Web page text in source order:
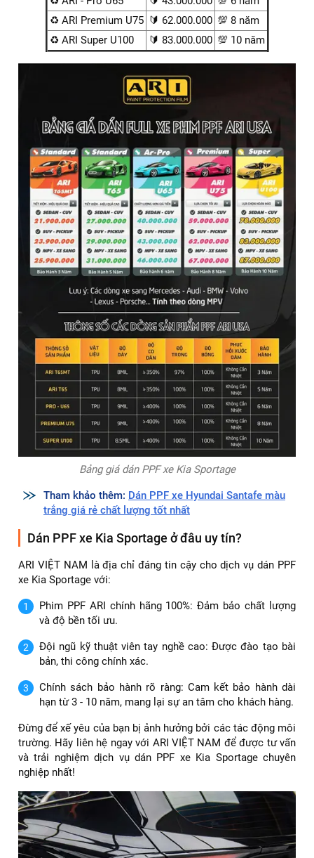
✅ Trước hết, loại phim PPF mà bạn lựa chọn là yếu tố then
chốt. Những dòng phim cao cấp thường sở hữu khả năng
bảo vệ vượt trội, độ bền cao và hiệu ứng thẩm mỹ tốt hơn
— tất nhiên đi kèm với đó là mức giá cao hơn.
Dán PPF xe Kia Sportage giá tốt nhất
✅ Tiếp theo, diện tích bề mặt xe cần dán cũng tác động
trực tiếp đến chi phí. Việc dán toàn bộ xe sẽ có mức đầu tư
lớn hơn đáng kể so với việc chỉ dán những khu vực dễ trầy
xước như capo, gương chiếu hậu hoặc tay nắm cửa.
Ngoài ra, ARI VIỆT NAM thường xuyên triển khai các
chương trình ưu đãi đặc biệt, giúp khách hàng tối ưu chi phí
mà vẫn đảm bảo chất lượng dịch vụ. Đây là yếu tố bạn nên
cân nhắc khi lên kế hoạch bảo vệ cho chiếc Kia Sportage
của mình.
♻️ Standard T65MT
🔰 23.900.000 💯 3 năm
♻️ Standard T65
🔰 29.000.000 💯 5 năm
♻️ ARI - Pro U65
🔰 43.000.000 💯 6 năm
♻️ ARI Premium U75 🔰 62.000.000 💯 8 năm
♻️ ARI Super U100
🔰 83.000.000 💯 10 năm
Bảng giá dán PPF xe Kia Sportage
Tham khảo thêm:Dán PPF xe Hyundai Santafe màu
trắng giá rẻ chất lượng tốt nhất